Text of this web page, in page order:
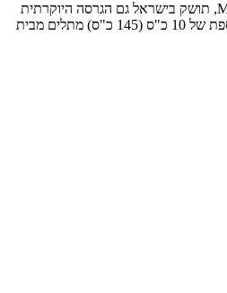
במקביל לשיווק ה- Monster 1200, תושק בישראל גם הגרסה היוקרתית
ה- Monster 1200 S המציע תוספת של 10 כ"ס (145 כ"ס) מתלים מבית